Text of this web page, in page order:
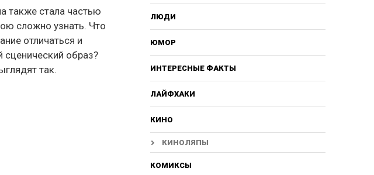
также стала частью
сложно узнать. Что
отличаться и
сценический образ?
так.
ЛЮДИ
ЮМОР
ИНТЕРЕСНЫЕ ФАКТЫ
ЛАЙФХАКИ
КИНО
КИНОЛЯПЫ
КОМИКСЫ